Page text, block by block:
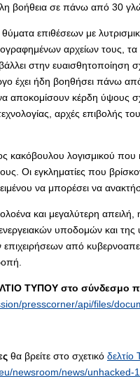
βοήθεια σε πάνω από 30
επιθέσεων με
αρχείων τους,
στην ευαισθητοποίηση
έχει ήδη βοηθήσει πάνω
αποκομίσουν κέρδη ύψους
αρχές επιβολής
κακόβουλου λογισμικού
Οι εγκληματίες που
να μπορέσει να
και μεγαλύτερη απειλή,
υποδομών και
από
ΤΥΠΟΥ στο σύνδεσμο
presscorner/api/files/
θα βρείτε στο σχετικό δελτίο
newsroom/news/